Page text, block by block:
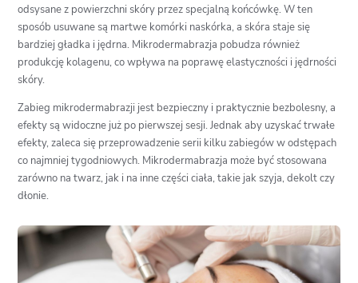
odsysane z powierzchni skóry przez specjalną końcówkę. W ten
sposób usuwane są martwe komórki naskórka, a skóra staje się
bardziej gładka i jędrna. Mikrodermabrazja pobudza również
produkcję kolagenu, co wpływa na poprawę elastyczności i jędrności
skóry.
Zabieg mikrodermabrazji jest bezpieczny i praktycznie bezbolesny, a
efekty są widoczne już po pierwszej sesji. Jednak aby uzyskać trwałe
efekty, zaleca się przeprowadzenie serii kilku zabiegów w odstępach
co najmniej tygodniowych. Mikrodermabrazja może być stosowana
zarówno na twarz, jak i na inne części ciała, takie jak szyja, dekolt czy
dłonie.